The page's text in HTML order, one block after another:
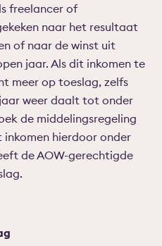
freelancer of
naar het resultaat
of naar de winst uit
jaar. Als dit inkomen te
meer op toeslag, zelfs
weer daalt tot onder
de middelingsregeling
hierdoor onder
de AOW-gerechtigde